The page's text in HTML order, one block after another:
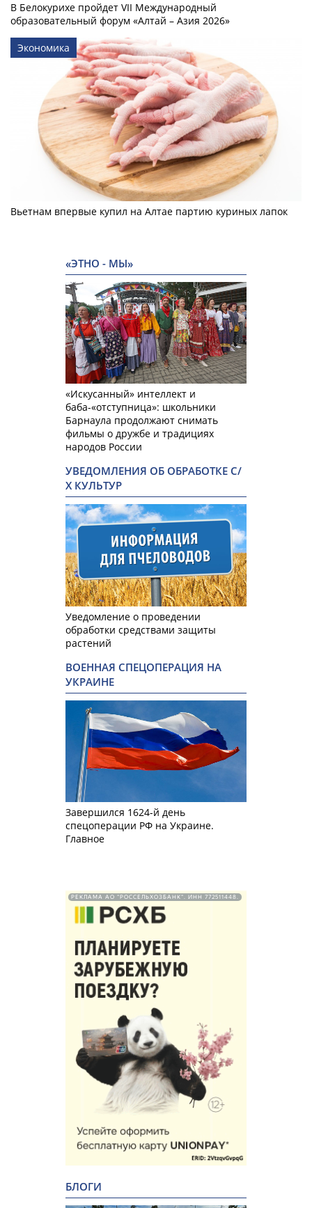
В Белокурихе пройдет VII Международный
образовательный форум «Алтай – Азия 2026»
Экономика
Вьетнам впервые купил на Алтае партию куриных лапок
«ЭТНО - МЫ»
«Искусанный» интеллект и
баба-«отступница»: школьники
Барнаула продолжают снимать
фильмы о дружбе и традициях
народов России
УВЕДОМЛЕНИЯ ОБ ОБРАБОТКЕ С/
Х КУЛЬТУР
Уведомление о проведении
обработки средствами защиты
растений
ВОЕННАЯ СПЕЦОПЕРАЦИЯ НА
УКРАИНЕ
Завершился 1624-й день
спецоперации РФ на Украине.
Главное
РЕКЛАМА АО "РОССЕЛЬХОЗБАНК". ИНН 772511448.
БЛОГИ